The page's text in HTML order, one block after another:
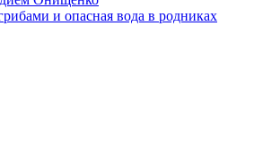
и опасная вода в родниках